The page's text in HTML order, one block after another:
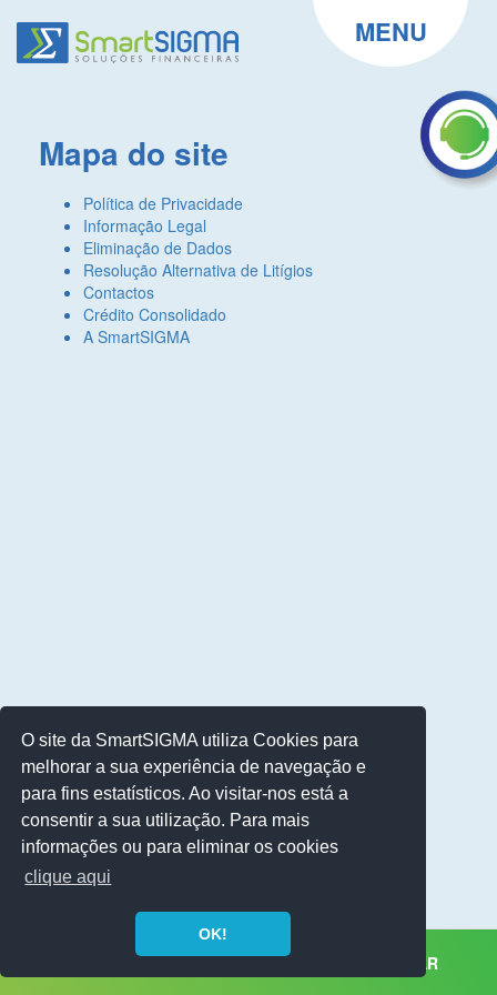
O site da SmartSIGMA utiliza Cookies para
melhorar a sua experiência de navegação e
para fins estatísticos. Ao visitar-nos está a
consentir a sua utilização. Para mais
informações ou para eliminar os cookies
clique aqui
OK!
MENU
Mapa do site
Política de Privacidade
Informação Legal
Eliminação de Dados
Resolução Alternativa de Litígios
Contactos
Crédito Consolidado
A SmartSIGMA
CRÉDITO CONSOLIDADO SIMULAR